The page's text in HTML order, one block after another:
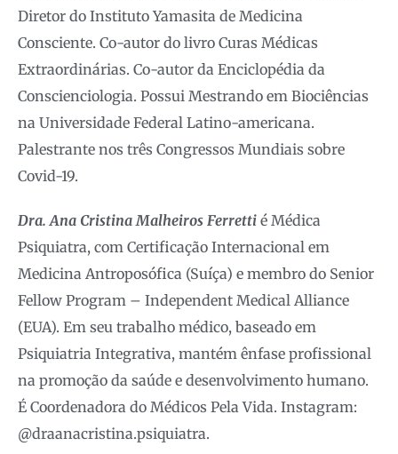
Diretor do Instituto Yamasita de Medicina
Consciente. Co-autor do livro Curas Médicas
Extraordinárias. Co-autor da Enciclopédia da
Conscienciologia. Possui Mestrando em Biociências
na Universidade Federal Latino-americana.
Palestrante nos três Congressos Mundiais sobre
Covid-19.
Dra. Ana Cristina Malheiros Ferretti é Médica
Psiquiatra, com Certificação Internacional em
Medicina Antroposófica (Suíça) e membro do Senior
Fellow Program – Independent Medical Alliance
(EUA). Em seu trabalho médico, baseado em
Psiquiatria Integrativa, mantém ênfase profissional
na promoção da saúde e desenvolvimento humano.
É Coordenadora do Médicos Pela Vida. Instagram:
@draanacristina.psiquiatra.